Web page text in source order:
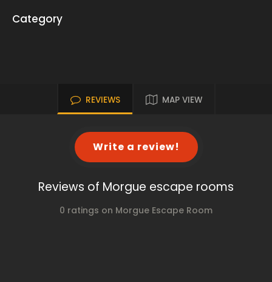
Category
REVIEWS MAP VIEW
Write a review!
Reviews of Morgue escape rooms
0 ratings on Morgue Escape Room